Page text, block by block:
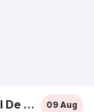
Dificil 09 Aug